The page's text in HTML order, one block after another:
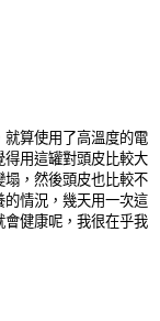
就算使用了高溫度的電
用這罐對頭皮比較大
塌，然後頭皮也比較不
情況，幾天用一次這
健康呢，我很在乎我